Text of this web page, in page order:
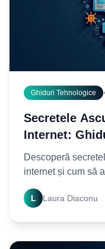
Ghiduri Tehnologice
Secretele
Internet:
Descoperă
internet și cum să
cum funcționează
experiența
L Laura Diaconu